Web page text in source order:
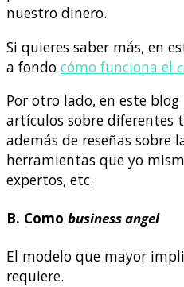
nuestro dinero.
Si quieres saber más, en
a fondo cómo funciona el
Por otro lado, en este
artículos sobre diferentes
además de reseñas sobre
herramientas que yo
expertos, etc.
B. Como business angel
El modelo que mayor
requiere.